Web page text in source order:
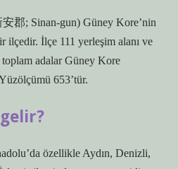
郡; Sinan-gun) Güney Kore’nin
ilçedir. İlçe 111 yerleşim alanı ve
toplam adalar Güney Kore
653’tür.
özellikle Aydın, Denizli,